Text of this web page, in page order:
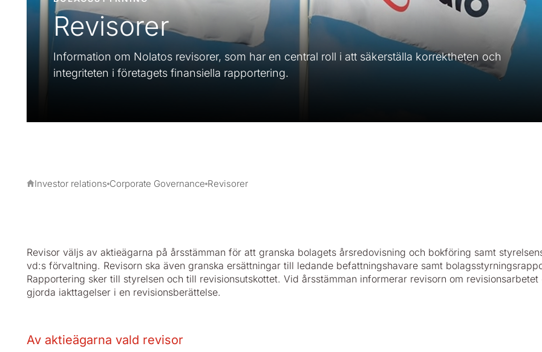
Revisorer
Information om Nolatos revisorer, som har en central roll i att säkerställa korrektheten och
integriteten i företagets finansiella rapportering.
Investor relations Corporate Governance Revisorer
Revisor väljs av aktieägarna på årsstämman för att granska bolagets årsredovisning och bokföring samt
vd:s förvaltning. Revisorn ska även granska ersättningar till ledande befattningshavare samt
Rapportering sker till styrelsen och till revisionsutskottet. Vid årsstämman informerar revisorn om revisionsarbetet
gjorda iakttagelser i en revisionsberättelse.
Av aktieägarna vald revisor